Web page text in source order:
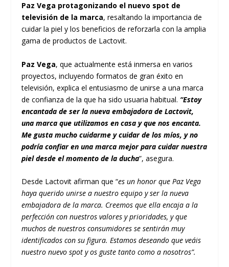
Paz Vega protagonizando el nuevo spot de
televisión de la marca, resaltando la importancia de
cuidar la piel y los beneficios de reforzarla con la amplia
gama de productos de Lactovit.
Paz Vega, que actualmente está inmersa en varios
proyectos, incluyendo formatos de gran éxito en
televisión, explica el entusiasmo de unirse a una marca
de confianza de la que ha sido usuaria habitual. “Estoy
encantada de ser la nueva embajadora de Lactovit,
una marca que utilizamos en casa y que nos encanta.
Me gusta mucho cuidarme y cuidar de los míos, y no
podría confiar en una marca mejor para cuidar nuestra
piel desde el momento de la ducha”, asegura.
Desde Lactovit afirman que “es un honor que Paz Vega
haya querido unirse a nuestro equipo y ser la nueva
embajadora de la marca. Creemos que ella encaja a la
perfección con nuestros valores y prioridades, y que
muchos de nuestros consumidores se sentirán muy
identificados con su figura. Estamos deseando que veáis
nuestro nuevo spot y os guste tanto como a nosotros”.